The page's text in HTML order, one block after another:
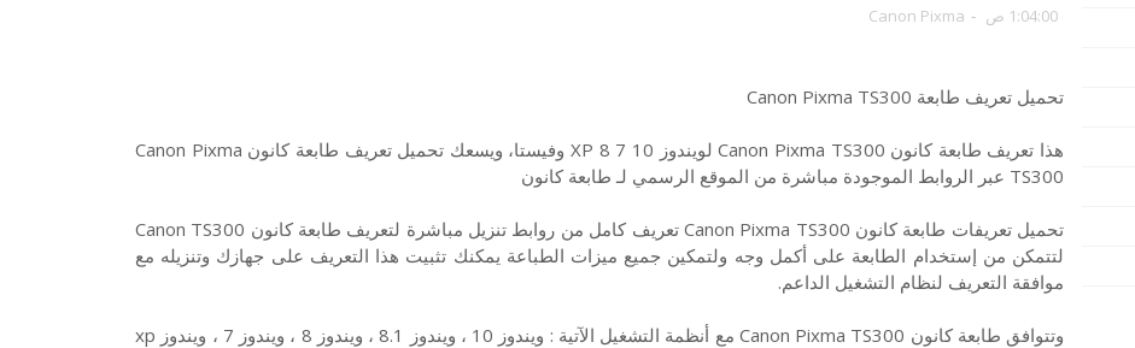
1:04:00 ص -
Canon Pixma
تحميل تعريف طابعة Canon Pixma TS300
هذا تعريف طابعة كانون Canon Pixma TS300 لويندوز 10 7 8 XP وفيستا، ويسعك تحميل تعريف طابعة كانون Canon Pixma
TS300 عبر الروابط الموجودة مباشرة من الموقع الرسمي لـ طابعة كانون
تحميل تعريفات طابعة كانون Canon Pixma TS300 تعريف كامل من روابط تنزيل مباشرة لتعريف طابعة كانون Canon TS300
لتتمكن من إستخدام الطابعة على أكمل وجه ولتمكين جميع ميزات الطباعة يمكنك تثبيت هذا التعريف على جهازك وتنزيله مع
موافقة التعريف لنظام التشغيل الداعم.
وتتوافق طابعة كانون Canon Pixma TS300 مع أنظمة التشغيل الآتية : ويندوز 10 ، ويندوز 8.1 ، ويندوز 8 ، ويندوز 7 ، ويندوز xp